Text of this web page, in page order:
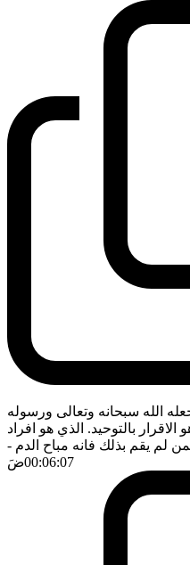
الله سبحانه وتعالى ورسوله
بالتوحيد. الذي هو افراد
لم يقم بذلك فانه مباح الدم -
00:06:07ضَ